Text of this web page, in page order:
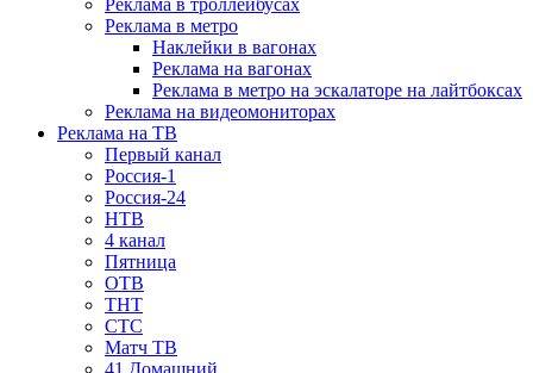
Реклама в метро
Наклейки в вагонах
Реклама на вагонах
Реклама в метро на эскалаторе на лайтбоксах
Реклама на видеомониторах
Реклама на ТВ
Первый канал
Россия-1
Россия-24
НТВ
4 канал
Пятница
ОТВ
ТНТ
СТС
Матч ТВ
41 Домашний